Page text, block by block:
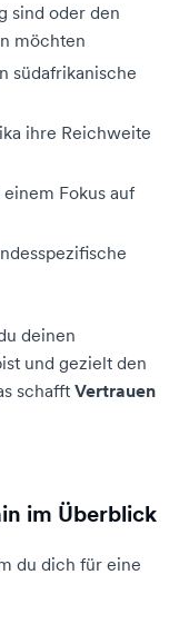
sind oder den
möchten
südafrikanische
ihre Reichweite
Fokus auf
deinen
und gezielt den
schafft Vertrauen
im Überblick
du dich für eine